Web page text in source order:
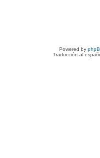
Powered by
Traducción al